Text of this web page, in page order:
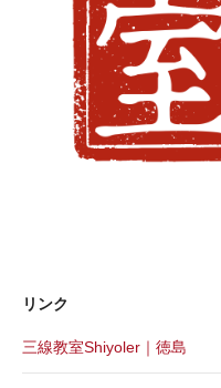
リンク
三線教室Shiyoler｜徳島